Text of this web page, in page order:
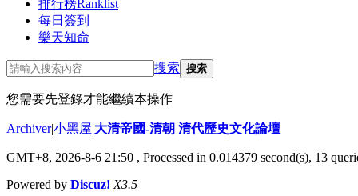
排行榜Ranklist
每日簽到
樂天知命
搜索 搜索
您需要先登錄才能繼續本操作
Archiver|小黑屋|大清帝國-清朝 清代歷史文化論壇
GMT+8, 2026-8-6 21:50 , Processed in 0.014379 second(s), 13
Powered by Discuz! X3.5